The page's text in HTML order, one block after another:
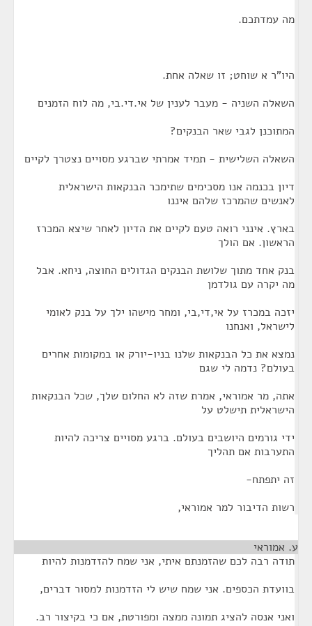
מה עמדתכם.
היו"ר א שוחט; זו שאלה אחת.
השאלה השניה - מעבר לענין של אי.די.בי, מה לוח הזמנים
המתוכנן לגבי שאר הבנקים?
השאלה השלישית - תמיד אמרתי שברגע מסויים נצטרך לקיים
דיון בכנמה אנו מסכימים שתימכר הבנקאות הישראלית
לאנשים שהמרכז שלהם איננו
בארץ. אינני רואה טעם לקיים את הדיון לאחר שיצא המכרז
הראשון. אם הולך
בנק אחד מתוך שלושת הבנקים הגדולים החוצה, ניחא. אבל
מה יקרה עם גולדמן
יזכה במכרז על אי,די,בי, ומחר מישהו ילך על בנק לאומי
לישראל, ואנחנו
נמצא את כל הבנקאות שלנו בניו-יורק או במקומות אחרים
בעולם? נדמה לי שגם
אתה, מר אמוראי, אמרת שזה לא החלום שלך, שכל הבנקאות
הישראלית תישלט על
ידי גורמים היושבים בעולם. ברגע מסויים צריכה להיות
התערבות אם תהליך
זה יתפתח-
רשות הדיבור למר אמוראי,
ע. אמוראי
תודה רבה לכם שהזמנתם איתי, אני שמח להזדמנות להיות
בוועדת הכספים. אני שמח שיש לי הזדמנות למסור דברים,
ואני אנסה להציג תמונה ממצה ומפורטת, אם כי בקיצור רב.